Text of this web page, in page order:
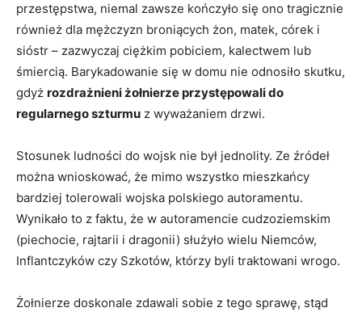
przestępstwa, niemal zawsze kończyło się ono tragicznie
również dla mężczyzn broniących żon, matek, córek i
sióstr – zazwyczaj ciężkim pobiciem, kalectwem lub
śmiercią. Barykadowanie się w domu nie odnosiło skutku,
gdyż rozdrażnieni żołnierze przystępowali do
regularnego szturmu z wyważaniem drzwi.
Stosunek ludności do wojsk nie był jednolity. Ze źródeł
można wnioskować, że mimo wszystko mieszkańcy
bardziej tolerowali wojska polskiego autoramentu.
Wynikało to z faktu, że w autoramencie cudzoziemskim
(piechocie, rajtarii i dragonii) służyło wielu Niemców,
Inflantczyków czy Szkotów, którzy byli traktowani wrogo.
Żołnierze doskonale zdawali sobie z tego sprawę, stąd